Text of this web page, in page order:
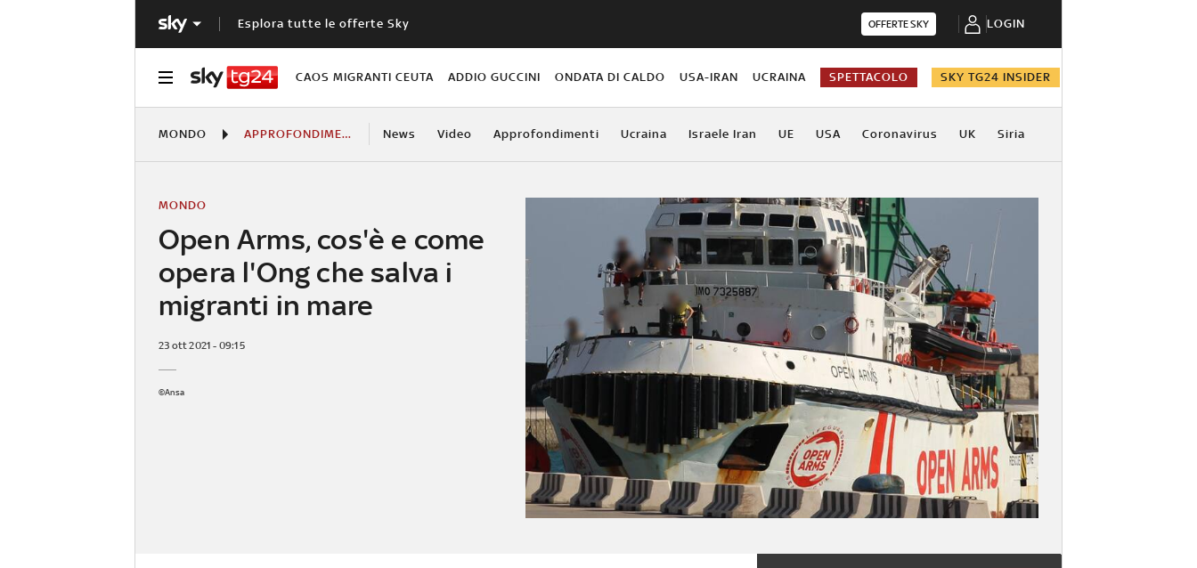
Esplora tutte le offerte Sky OFFERTE SKY LOGIN
CAOS MIGRANTI CEUTA ADDIO GUCCINI ONDATA DI CALDO USA-IRAN UCRAINA SPETTACOLO SKY TG24 INSIDER
MONDO APPROFONDIMENTI News Video Approfondimenti Ucraina Israele Iran UE USA Coronavirus UK Siria
Open Arms, cos'è e come
opera l'Ong che salva i
migranti in mare
MONDO
23 ott 2021 - 09:15
©Ansa